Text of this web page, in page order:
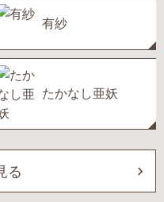
有紗
たかなし亜妖
る